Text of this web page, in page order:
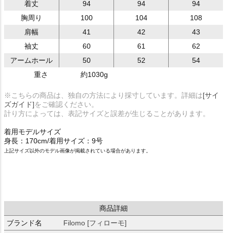
着丈 94 94
94
胸周り
100 104
108
肩幅
41 42
43
袖丈
60 61
62
アームホール
50 52
54
重さ
約1030g
※こちらの商品は、独自の方法により採寸しています。詳細は[サイ
ズガイド]をご確認ください。
計り方によっては、表記サイズと誤差が生じることがあります。
着用モデルサイズ
身長：170cm/着用サイズ：9号
上記サイズ以外のモデル画像が掲載されている場合があります。
商品詳細
ブランド名
Filomo [フィローモ]